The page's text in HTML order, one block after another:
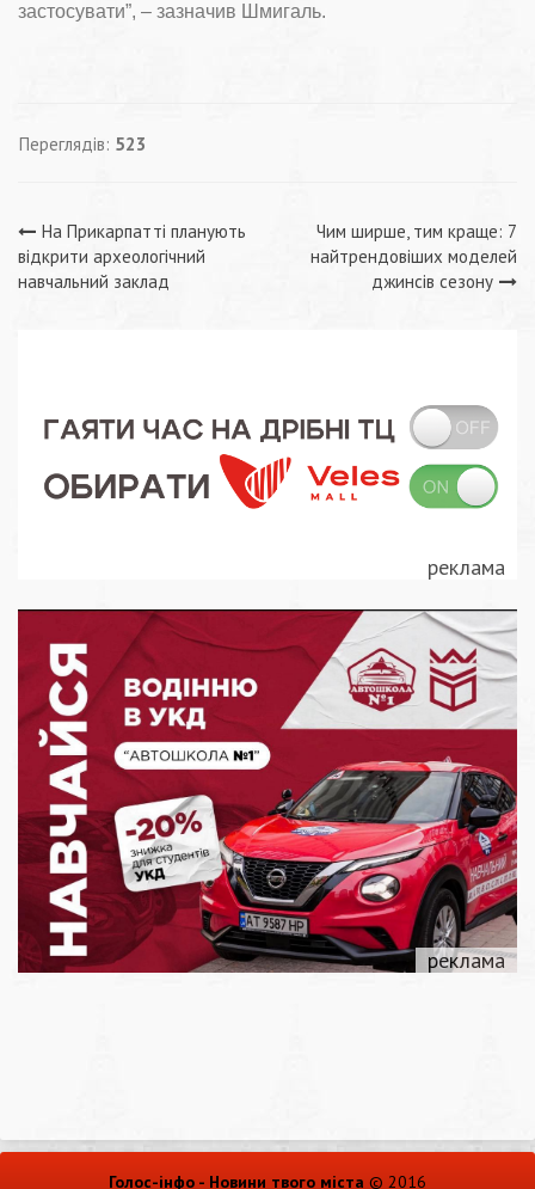
застосувати”, – зазначив Шмигаль.
Переглядів: 523
Навігація
записів
На Прикарпатті планують
відкрити археологічний
навчальний заклад
Чим ширше, тим краще: 7
найтрендовіших моделей
джинсів сезону
Голос-інфо - Новини твого міста © 2016